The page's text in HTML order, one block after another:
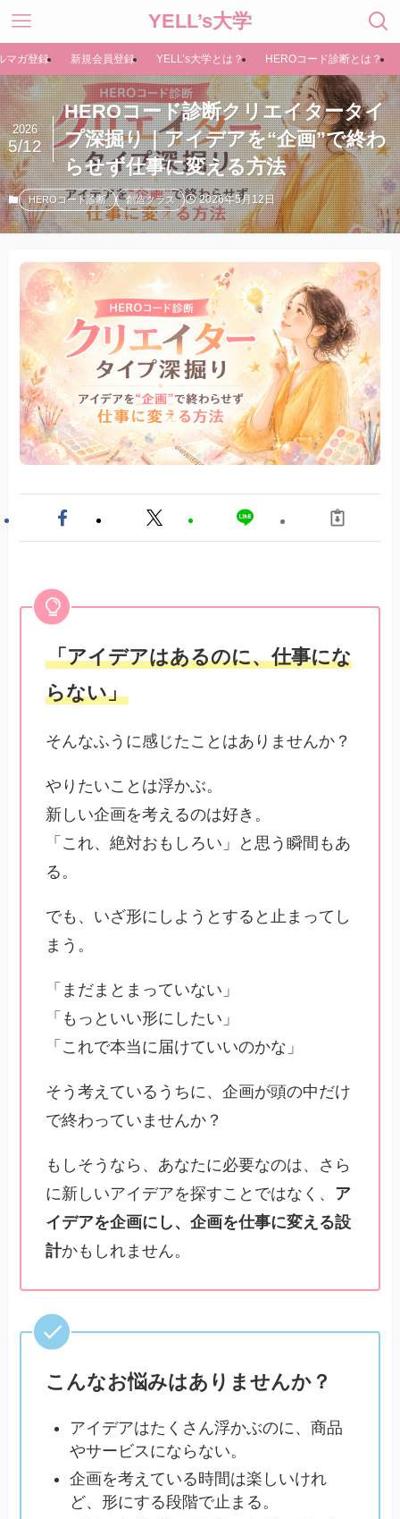
YELL’s大学
マガ登録 新規会員登録 YELL’s大学とは？ HEROコード診断とは？
HEROコード診断クリエイタータイ
プ深掘り｜アイデアを“企画”で終わ
らせず仕事に変える方法
2026
5/12
HEROコード診断 創造クラス 2026年5月12日
「アイデアはあるのに、仕事にな
らない」
そんなふうに感じたことはありませんか？
やりたいことは浮かぶ。
新しい企画を考えるのは好き。
「これ、絶対おもしろい」と思う瞬間もあ
る。
でも、いざ形にしようとすると止まってし
まう。
「まだまとまっていない」
「もっといい形にしたい」
「これで本当に届けていいのかな」
そう考えているうちに、企画が頭の中だけ
で終わっていませんか？
もしそうなら、あなたに必要なのは、さら
に新しいアイデアを探すことではなく、 ア
イデアを企画にし、企画を仕事に変える設
計かもしれません。
こんなお悩みはありませんか？
アイデアはたくさん浮かぶのに、商品
やサービスにならない。
企画を考えている時間は楽しいけれ
ど、形にする段階で止まる。